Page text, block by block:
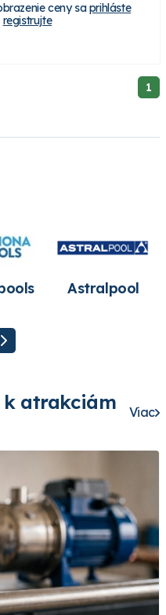
ceny saprihláste
registrujte
1
Astralpool
k atrakciám
Viac